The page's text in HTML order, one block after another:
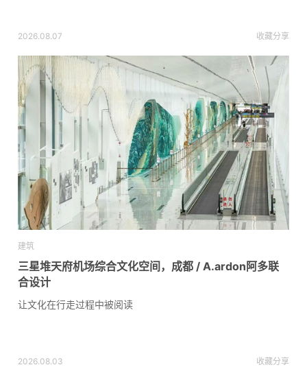
2026.08.07 收藏分享
建筑
三星堆天府机场综合文化空间，成都 / A.ardon阿多联
合设计
让文化在行走过程中被阅读
2026.08.03 收藏分享